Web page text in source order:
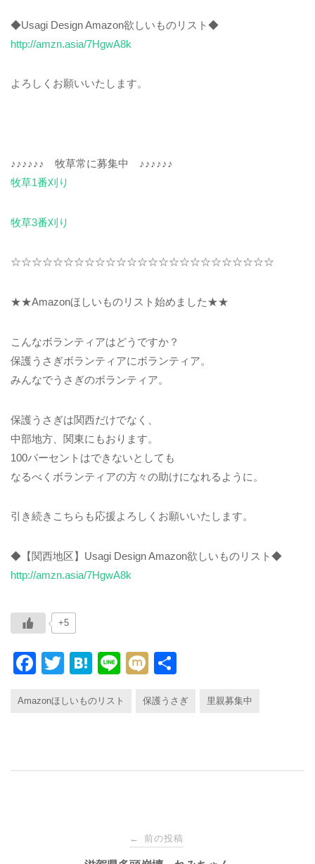
◆Usagi Design Amazon欲しいものリスト◆
http://amzn.asia/7HgwA8k
よろしくお願いいたします。
♪♪♪♪♪♪ 牧草常に募集中 ♪♪♪♪♪♪
牧草1番刈り
牧草3番刈り
☆☆☆☆☆☆☆☆☆☆☆☆☆☆☆☆☆☆☆☆☆☆☆☆☆
★★Amazonほしいものリスト始めました★★
こんなボランティアはどうですか？
保護うさぎボランティアにボランティア。
みんなでうさぎのボランティア。
保護うさぎは関西だけでなく、
中部地方、関東にもおります。
100パーセントはできないとしても
なるべくボランティアの方々の助けになれるように。
引き続きこちらも応援よろしくお願いいたします。
◆【関西地区】Usagi Design Amazon欲しいものリスト◆
http://amzn.asia/7HgwA8k
+5
F
c
T
tt
H
e
Li
e
M
Amazonほしいものリスト 保護うさぎ 里親募集中
← 前の投稿